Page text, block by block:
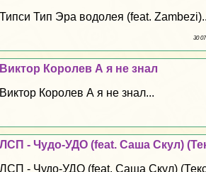
Типси Тип Эра водолея (feat.
30
Виктор Королев А я не знал
Виктор Королев А я не знал...
ЛСП - Чудо-УДО (feat. Саша Скул)
ЛСП - Чудо-УДО (feat. Саша Скул)